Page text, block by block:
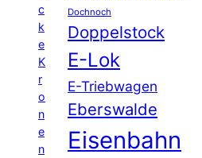
c
k
e
K
r
o
n
e
n
Dochnoch
Doppelstock
E-Lok
E-Triebwagen
Eberswalde
Eisenbahn